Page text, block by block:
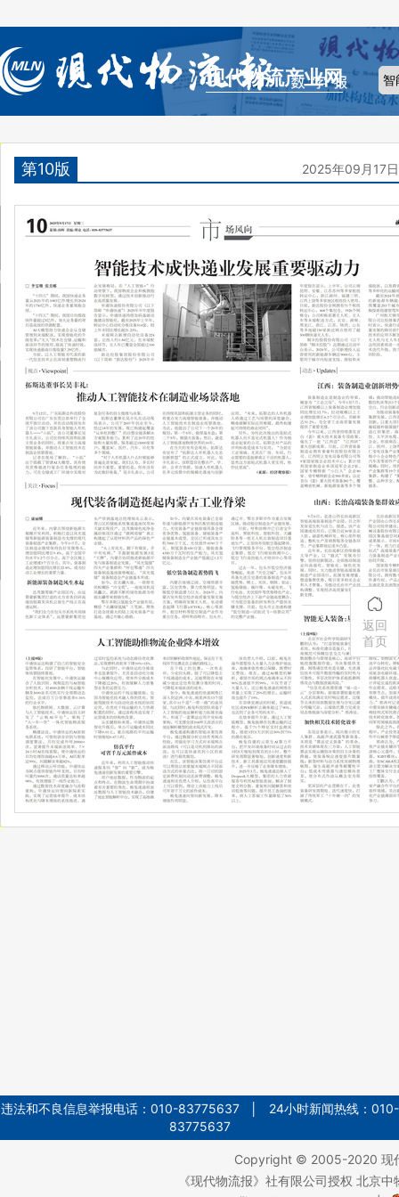
现代物流产业网
第10版 2025年09月17
违法和不良信息举报电话：010-83775637 │ 24小时新闻热线：010-
83775637
Copyright © 2005-2020 现
《现代物流报》社有限公司授权 北京
返回
首页